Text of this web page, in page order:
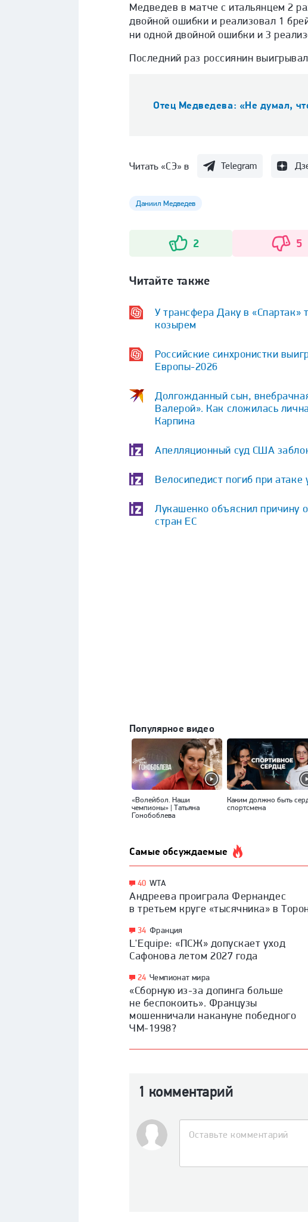
Медведев в матче с итальянцем 2
двойной ошибки и реализовал 1
ни одной двойной ошибки и 3
Последний раз россиянин
Отец Медведева: «Не думал,
Читать «СЭ» в Telegram
Даниил Медведев
2 5
Читайте также
У трансфера Даку в «Спартак»
козырем
Российские синхронистки
Европы-2026
Долгожданный сын,
Валерой». Как сложилась
Карпина
Апелляционный суд США
Велосипедист погиб при
Лукашенко объяснил причину
стран ЕС
Популярное видео
«Волейбол. Наши
чемпионы» | Татьяна
Гонобоблева
Каким должно быть
спортсмена
Самые обсуждаемые
40 WTA
Андреева проиграла Фернандес
в третьем круге «тысячника» в
34 Франция
L'Equipe: «ПСЖ» допускает уход
Сафонова летом 2027 года
24 Чемпионат мира
«Сборную из-за допинга больше
не беспокоить». Французы
мошенничали накануне победного
ЧМ-1998?
1 комментарий